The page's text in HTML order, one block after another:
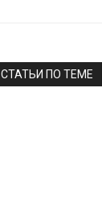
СТАТЬИ ПО ТЕМЕ